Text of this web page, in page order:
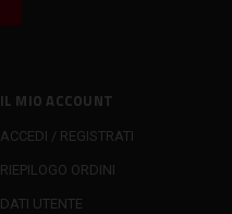
IL MIO ACCOUNT
ACCEDI / REGISTRATI
RIEPILOGO ORDINI
DATI UTENTE